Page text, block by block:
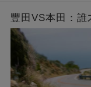
豐田VS本田：誰